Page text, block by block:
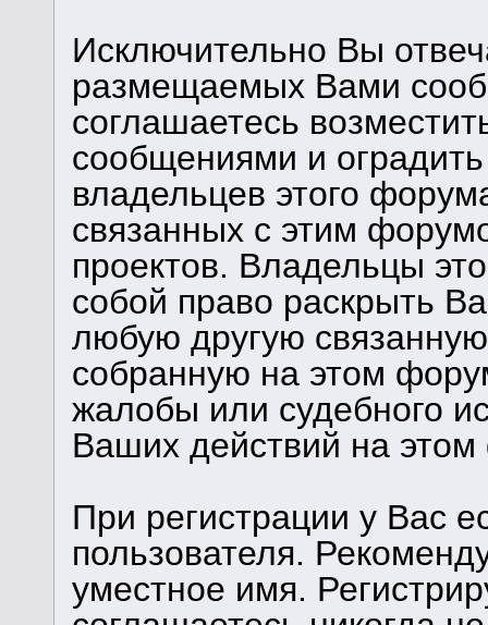
Исключительно Вы
размещаемых Вами
соглашаетесь
сообщениями и оградить
владельцев этого
связанных с этим
проектов. Владельцы
собой право раскрыть
любую другую
собранную на этом
жалобы или судебного
Ваших действий на
При регистрации у Вас
пользователя.
уместное имя.